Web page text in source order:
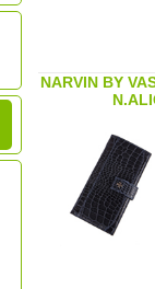
NARVIN BY